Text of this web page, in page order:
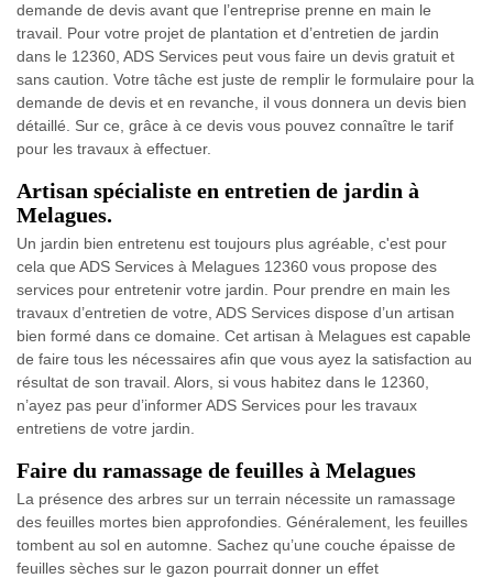
demande de devis avant que l’entreprise prenne en main le
travail. Pour votre projet de plantation et d’entretien de jardin
dans le 12360, ADS Services peut vous faire un devis gratuit et
sans caution. Votre tâche est juste de remplir le formulaire pour la
demande de devis et en revanche, il vous donnera un devis bien
détaillé. Sur ce, grâce à ce devis vous pouvez connaître le tarif
pour les travaux à effectuer.
Artisan spécialiste en entretien de jardin à
Melagues.
Un jardin bien entretenu est toujours plus agréable, c'est pour
cela que ADS Services à Melagues 12360 vous propose des
services pour entretenir votre jardin. Pour prendre en main les
travaux d’entretien de votre, ADS Services dispose d’un artisan
bien formé dans ce domaine. Cet artisan à Melagues est capable
de faire tous les nécessaires afin que vous ayez la satisfaction au
résultat de son travail. Alors, si vous habitez dans le 12360,
n’ayez pas peur d’informer ADS Services pour les travaux
entretiens de votre jardin.
Faire du ramassage de feuilles à Melagues
La présence des arbres sur un terrain nécessite un ramassage
des feuilles mortes bien approfondies. Généralement, les feuilles
tombent au sol en automne. Sachez qu’une couche épaisse de
feuilles sèches sur le gazon pourrait donner un effet